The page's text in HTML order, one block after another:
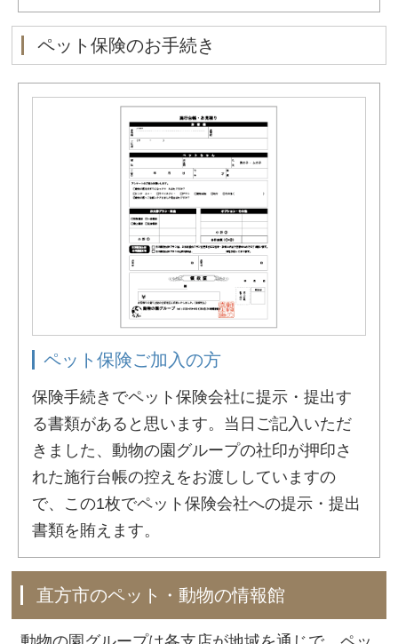
ペット保険のお手続き
ペット保険ご加入の方
保険手続きでペット保険会社に提示・提出す
る書類があると思います。当日ご記入いただ
きました、動物の園グループの社印が押印さ
れた施行台帳の控えをお渡ししていますの
で、この1枚でペット保険会社への提示・提出
書類を賄えます。
直方市のペット・動物の情報館